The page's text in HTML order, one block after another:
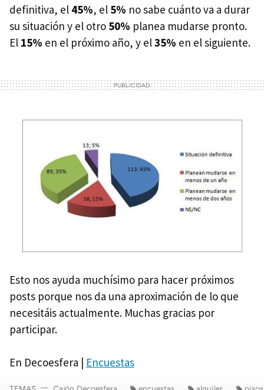
definitiva, el 45%, el 5% no sabe cuánto va a durar
su situación y el otro 50% planea mudarse pronto.
El 15% en el próximo año, y el35% en el siguiente.
Esto nos ayuda muchísimo para hacer próximos
posts porque nos da una aproximación de lo que
necesitáis actualmente. Muchas gracias por
participar.
En Decoesfera | Encuestas
TEMAS Cajón Decoesfera encuestas alquiler